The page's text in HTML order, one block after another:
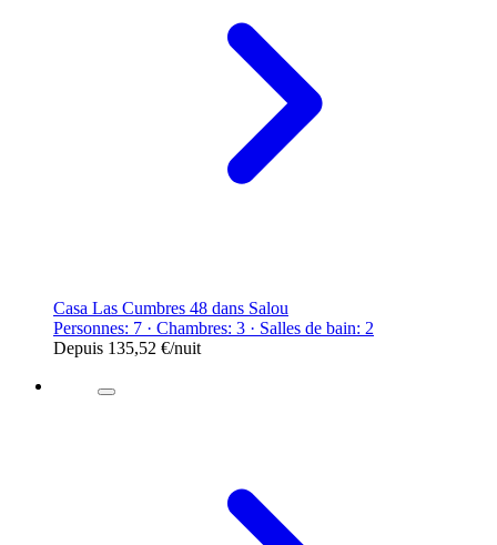
Casa Las Cumbres 48 dans Salou
Personnes: 7 · Chambres: 3 · Salles de bain: 2
Depuis 135,52 €/nuit